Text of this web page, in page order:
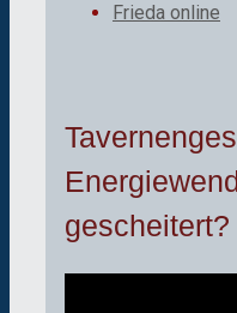
Frieda online
gescheitert?